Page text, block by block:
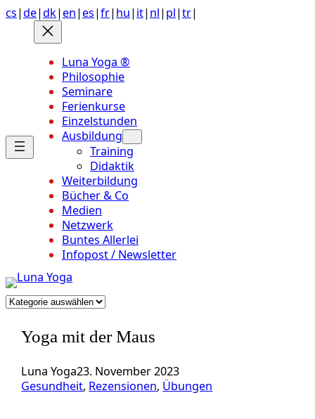
Anchor
Zum
Inhalt
springen
cs|de|dk| en| es|fr| hu| it| nl| pl|tr|
Luna Yoga ®
Philosophie
Seminare
Ferienkurse
Einzelstunden
Ausbildung
Training
Didaktik
Weiterbildung
Bücher & Co
Medien
Netzwerk
Buntes Allerlei
Infopost / Newsletter
Kategorien
Yoga mit der Maus
Luna Yoga23. November 2023
Gesundheit, Rezensionen, Übungen